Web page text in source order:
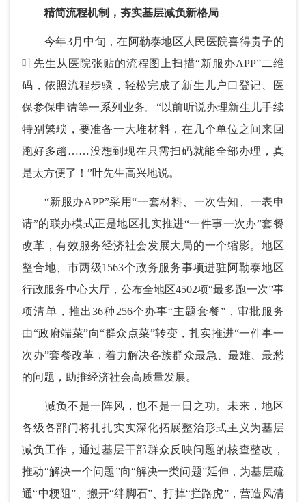
精简流程机制，夯实基层减负新格局
今年3月中旬，在阿勒泰地区人民医院喜得贵子的
叶先生从医院张贴的流程图上扫描“新服办APP”二维
码，依照流程步骤，轻松完成了新生儿户口登记、医
保参保申请等一系列业务。“以前听说办理新生儿手续
特别繁琐，要准备一大堆材料，在几个单位之间来回
跑好多趟……没想到现在只需扫码就能全部办理，真
是太方便了！”叶先生高兴地说。
“新服办APP”采用“一套材料、一次告知、一表申
请”的联办模式正是地区扎实推进“一件事一次办”套餐
改革，有效服务经济社会发展大局的一个缩影。地区
整合地、市两级1563个政务服务事项进驻阿勒泰地区
行政服务中心大厅，公布全地区4502项“最多跑一次”事
项清单，推出36种256个办事“主题套餐”，审批服务
由“政府端菜”向“群众点菜”转变，扎实推进“一件事一
次办”套餐改革，着力解决各族群众最急、最难、最愁
的问题，助推经济社会高质量发展。
减负不是一阵风，也不是一日之功。未来，地区
各级各部门将扎扎实实深化拓展整治形式主义为基层
减负工作，通过基层干部群众反映问题的核查整改，
推动“解决一个问题”向“解决一类问题”延伸，为基层疏
通“中梗阻”、搬开“绊脚石”、打掉“拦路虎”，营造风清